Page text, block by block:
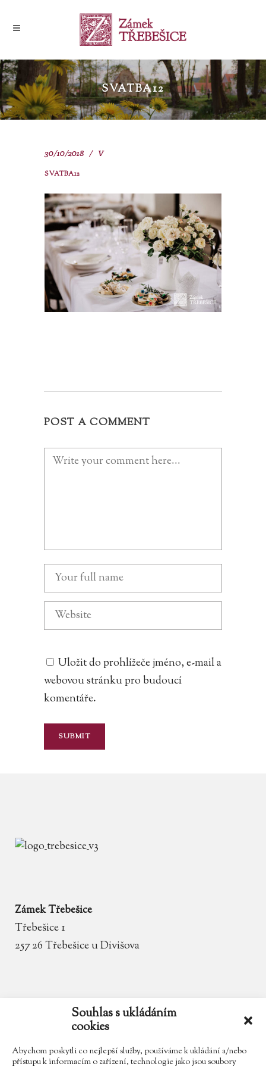
Souhlas s ukládáním
cookies
Abychom poskytli co nejlepší služby, používáme k ukládání a/nebo
přístupu k informacím o zařízení, technologie jako jsou soubory
SVATBA12
30/10/2018 V
SVATBA12
POST A COMMENT
Uložit do prohlížeče jméno, e-mail a
webovou stránku pro budoucí
komentáře.
Zámek Třebešice
Třebešice 1
257 26 Třebešice u Divišova
zamek.trebesice@volny.cz
602 354 467